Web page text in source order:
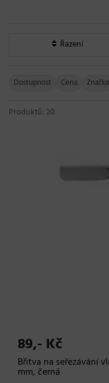
Řazení
Dostupnost Cena Značka
Produktů: 20
89,- Kč
Břitva na seřezávání
mm, černá